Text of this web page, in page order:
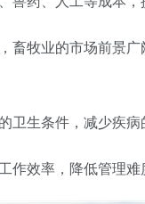
畜牧业的市场前景
生条件，减少疾病
效率，降低管理难